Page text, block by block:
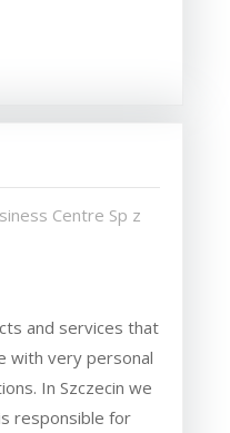
Centre Sp z
and services that
with very personal
In Szczecin we
responsible for